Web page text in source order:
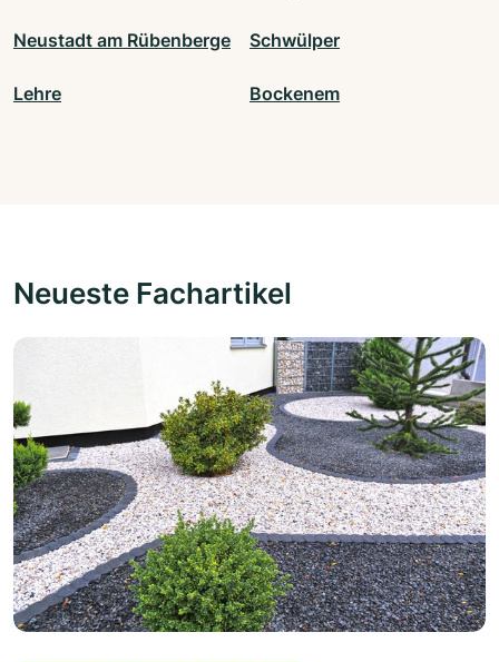
Neustadt am Rübenberge Schwülper
Lehre Bockenem
Neueste Fachartikel